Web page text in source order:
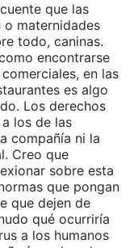
que las
o maternidades
todo, caninas.
encontrarse
en las
es algo
Los derechos
los de las
compañía ni la
Creo que
sobre esta
que pongan
que dejen de
qué ocurriría
a los humanos